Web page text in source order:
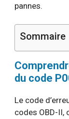
pannes.
Sommaire
du code
Le code
codes OBD-II,